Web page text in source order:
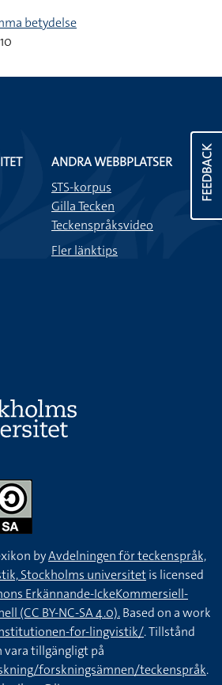
betydelse
FEEDBACK
ANDRA WEBBPLATSER
STS-korpus
Gilla Tecken
Teckenspråksvideo
Fler länktips
byAvdelningen för teckenspråk,
Stockholms universitetis licensed
Erkännande-IckeKommersiell-
(CC BY-NC-SA 4.0).Based on a work
for-lingvistik/. Tillstånd
vara tillgängligt på
forskningsämnen/teckenspråk.